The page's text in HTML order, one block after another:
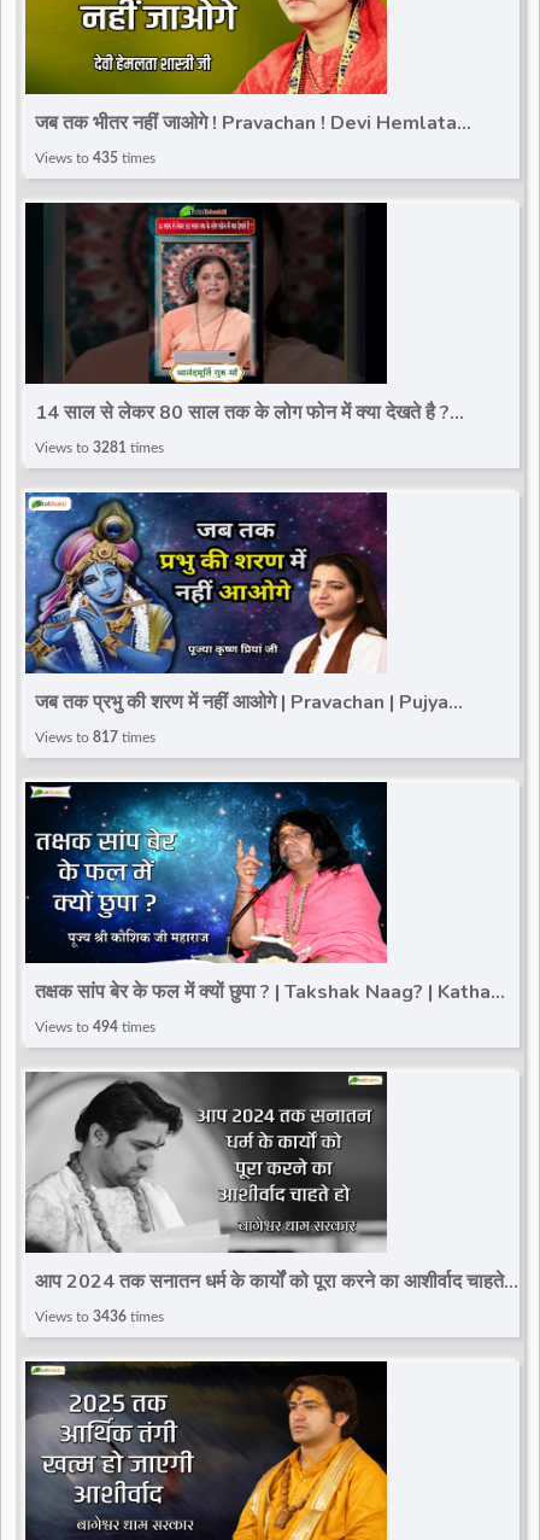
जब तक भीतर नहीं जाओगे ! Pravachan ! Devi Hemlata
Shastri JI ! Rishikesh ! Total Bhakti
Views to 435 times
14 साल से लेकर 80 साल तक के लोग फोन में क्या देखते है ?
#gurumaavideo #ytshorts #reels #totalbhakti
Views to 3281 times
जब तक प्रभु की शरण में नहीं आओगे | Pravachan | Pujya
Krishna Priya Ji | Total Bhakti
Views to 817 times
तक्षक सांप बेर के फल में क्यों छुपा ? | Takshak Naag? | Katha
Prasang | Kaushik Ji Maharaj
Views to 494 times
आप 2024 तक सनातन धर्म के कार्यों को पूरा करने का आशीर्वाद चाहते
हो | Divya Darbar
Views to 3436 times